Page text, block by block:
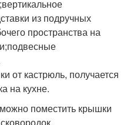
из подручных
пространства на
от кастрюль, получается
на кухне.
поместить крышки